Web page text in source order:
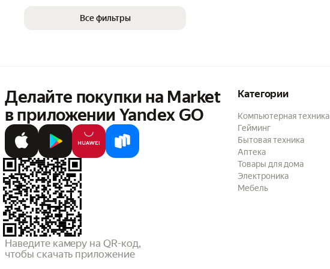
Все фильтры
Делайте покупки на Market
в приложении Yandex GO
Наведите камеру на QR-код,
чтобы скачать приложение
Категории
Компьютерная техника
Гейминг
Бытовая техника
Аптека
Товары для дома
Электроника
Мебель